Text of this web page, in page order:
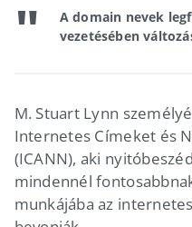
A domain nevek
vezetésében
M. Stuart Lynn
Internetes Címeket és
(ICANN), aki
mindennél
munkájába az